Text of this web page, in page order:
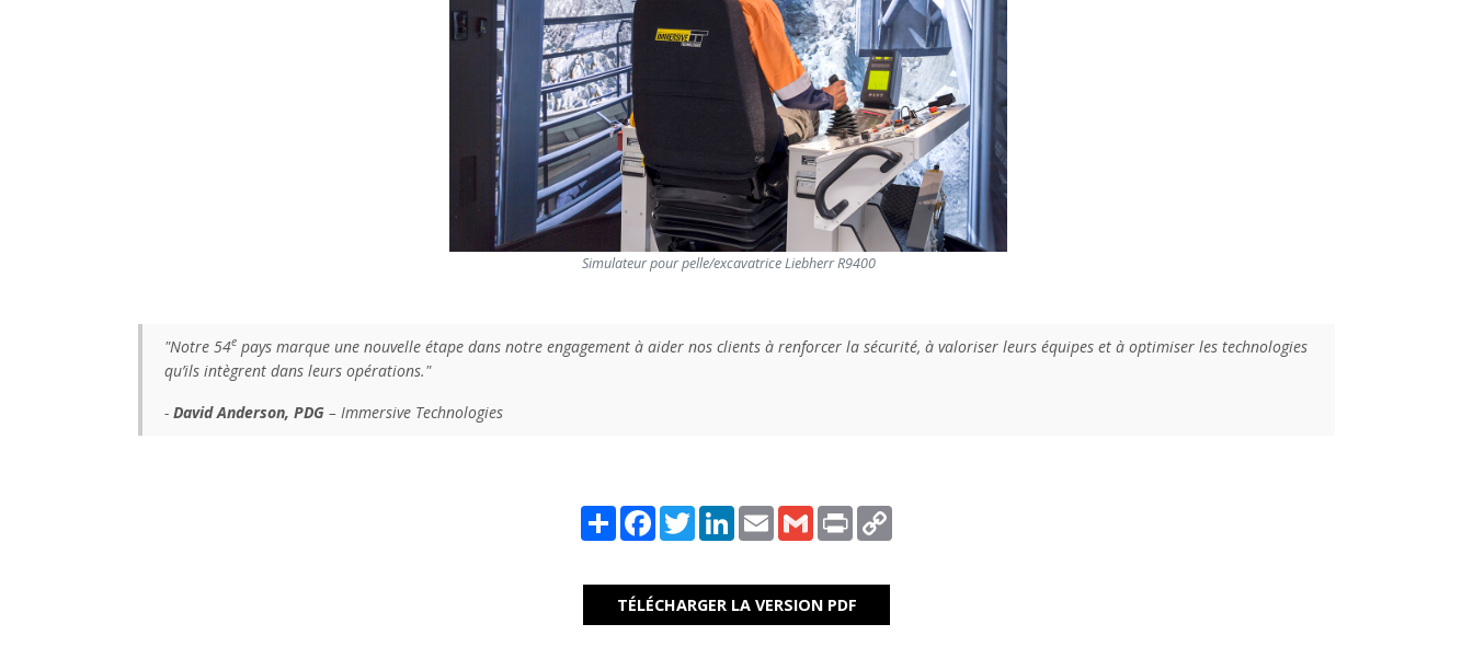
Simulateur pour pelle/excavatrice Liebherr R9400
"Notre 54e pays marque une nouvelle étape dans notre engagement à aider nos clients à renforcer la sécurité, à valoriser leurs équipes et à optimiser les technologies
qu’ils intègrent dans leurs opérations."
- David Anderson, PDG – Immersive Technologies
Share FacebookTwitterLinkedInEmail Gmail Print
TÉLÉCHARGER LA VERSION PDF